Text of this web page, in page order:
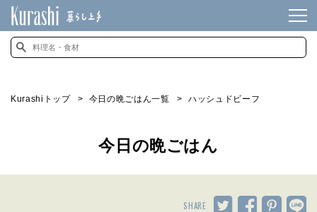
Kurashiトップ 今日の晩ごはん一覧 ハッシュドビーフ
今日の晩ごはん
SHARE